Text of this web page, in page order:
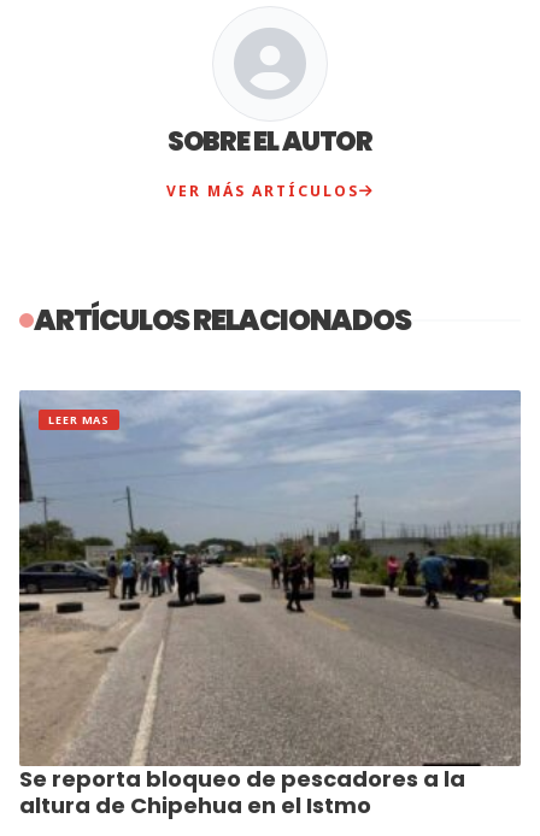
SOBRE EL AUTOR
VER MÁS ARTÍCULOS
ARTÍCULOS RELACIONADOS
LEER MAS
Se reporta bloqueo de pescadores a la
altura de Chipehua en el Istmo